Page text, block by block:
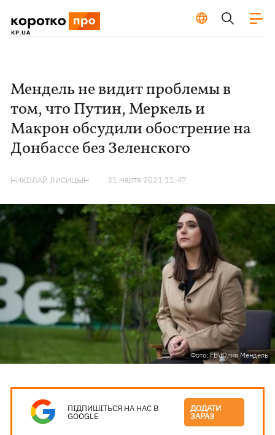
Мендель не видит проблемы в
том, что Путин, Меркель и
Макрон обсудили обострение на
Донбассе без Зеленского
НИКОЛАЙ ЛИСИЦЫН 31 марта 2021 11:47
Фото: FB\Юлия Мендель
ПІДПИШІТЬСЯ НА НАС В
GOOGLE
ДОДАТИ
ЗАРАЗ